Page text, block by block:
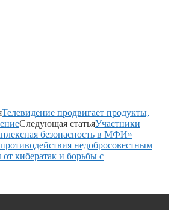
Телевидение продвигает продукты,
Следующая статьяУчастники
безопасность в МФИ»
недобросовестным
кибератак и борьбы с